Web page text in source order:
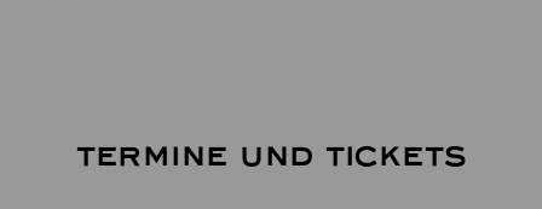
TERMINE UND TICKETS